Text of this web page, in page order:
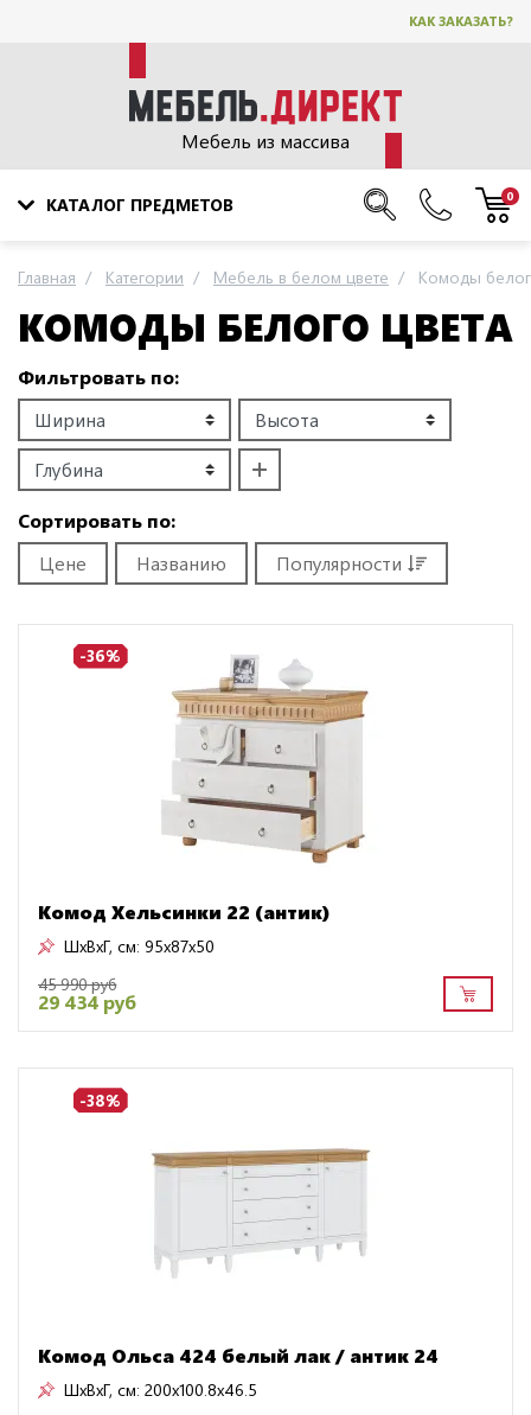
КАК ЗАКАЗАТЬ?
Мебель из массива
КАТАЛОГ ПРЕДМЕТОВ 0
Главная Категории Мебель в белом цвете Комоды
КОМОДЫ БЕЛОГО ЦВЕТА
Сортировать по:
Цене
Названию Популярности
Фильтровать по:
-36%
Комод Хельсинки 22 (антик)
ШxВxГ, см: 95x87x50
45 990 руб
29 434 руб
-38%
Комод Ольса 424 белый лак / антик 24
ШxВxГ, см: 200x100.8x46.5